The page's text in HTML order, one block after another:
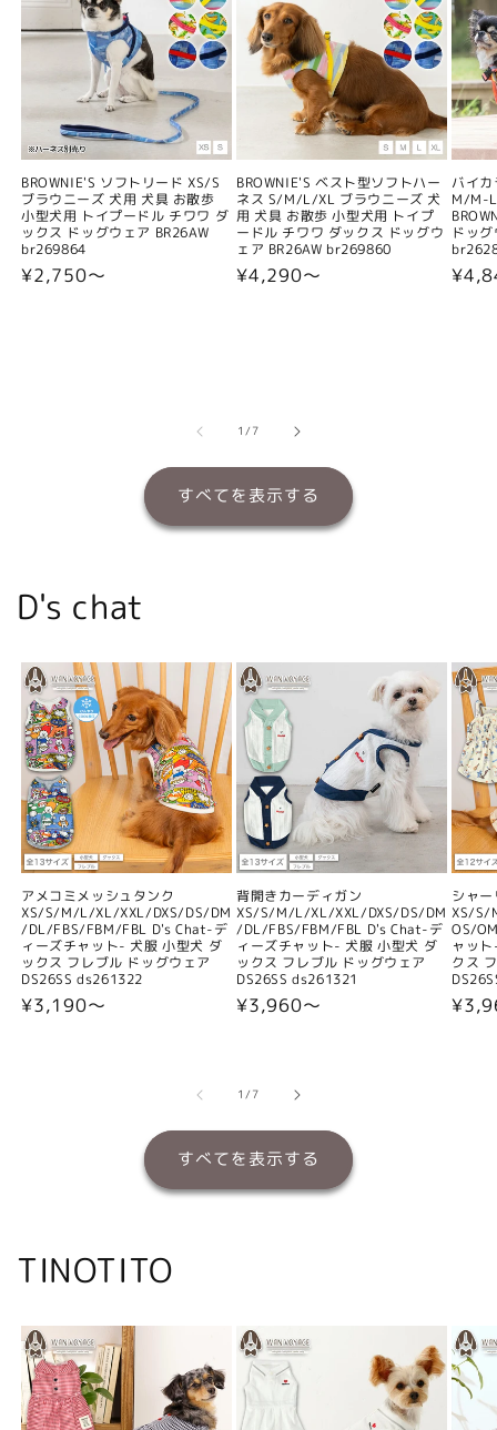
BROWNIE'S ソフトリード XS/S
ブラウニーズ 犬用 犬具 お散歩
小型犬用 トイプードル チワワ ダ
ックス ドッグウェア BR26AW
br269864
通
¥2,750〜
BROWNIE'S ベスト型ソフトハー
ネス S/M/L/XL ブラウニーズ 犬
用 犬具 お散歩 小型犬用 トイプ
ードル チワワ ダックス ドッグウ
ェア BR26AW br269860
通
¥4,290〜
バイ
M/M-
ドッ
通
1/の
7
すべてを表示する
D's chat
アメコミメッシュタンク
XS/S/M/L/XL/XXL/DXS/DS/DM
/DL/FBS/FBM/FBL D's Chat-デ
ィーズチャット- 犬服 小型犬 ダ
ックス フレブル ドッグウェア
DS26SS ds261322
通
¥3,190〜
背開きカーディガン
XS/S/M/L/XL/XXL/DXS/DS/DM
/DL/FBS/FBM/FBL D's Chat-デ
ィーズチャット- 犬服 小型犬 ダ
ックス フレブル ドッグウェア
DS26SS ds261321
通
¥3,960〜
シャ
XS/
OS/
ャッ
クス
通
1/の
7
すべてを表示する
TINOTITO